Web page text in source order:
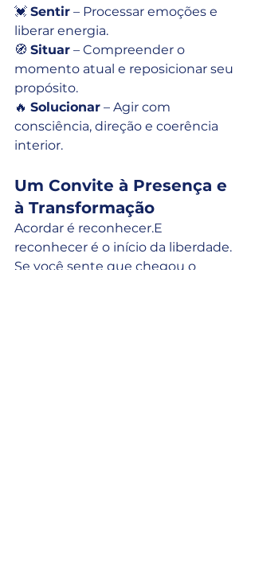
💓 Sentir – Processar emoções e
liberar energia.
🧭 Situar – Compreender o
momento atual e reposicionar seu
propósito.
🔥 Solucionar – Agir com
consciência, direção e coerência
interior.
Um Convite à Presença e
à Transformação
Acordar é reconhecer.E
reconhecer é o início da liberdade.
Se você sente que chegou o